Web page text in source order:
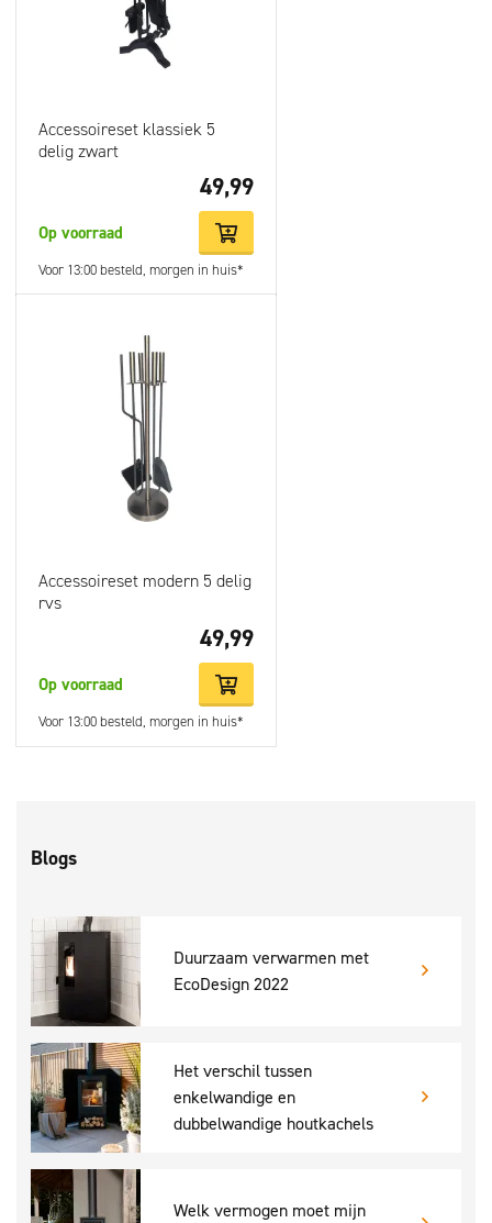
Accessoireset klassiek 5
delig zwart
49,99
Op voorraad
Voor 13:00 besteld, morgen in huis*
Accessoireset modern 5 delig
rvs
49,99
Op voorraad
Voor 13:00 besteld, morgen in huis*
Blogs
Duurzaam verwarmen met
EcoDesign 2022
Het verschil tussen
enkelwandige en
dubbelwandige houtkachels
Welk vermogen moet mijn